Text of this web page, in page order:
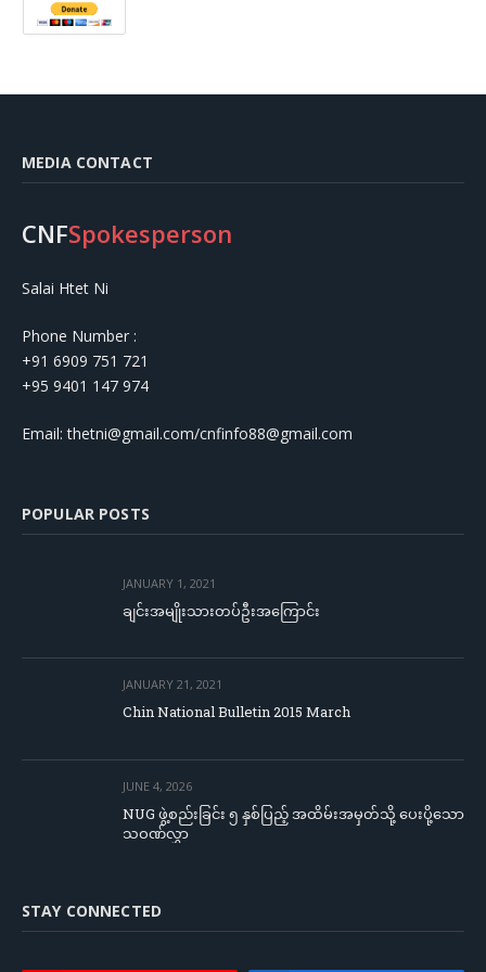
MEDIA CONTACT
CNFSpokesperson
Salai Htet Ni
Phone Number :
+91 6909 751 721
+95 9401 147 974
Email: thetni@gmail.com/cnfinfo88@gmail.com
POPULAR POSTS
JANUARY 1, 2021
ချင်းအမျိုးသားတပ်ဦးအကြောင်း
JANUARY 21, 2021
Chin National Bulletin 2015 March
JUNE 4, 2026
NUG ဖွဲ့စည်းခြင်း ၅ နှစ်ပြည့် အထိမ်းအမှတ်သို့ ပေးပို့သော
သဝဏ်လွှာ
STAY CONNECTED